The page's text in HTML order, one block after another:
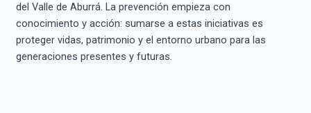
del Valle de Aburrá. La prevención empieza con
conocimiento y acción: sumarse a estas iniciativas es
proteger vidas, patrimonio y el entorno urbano para las
generaciones presentes y futuras.